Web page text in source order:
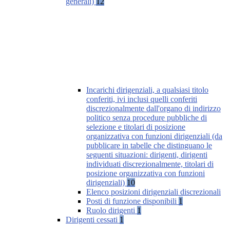
Incarichi dirigenziali, a qualsiasi titolo
conferiti, ivi inclusi quelli conferiti
discrezionalmente dall'organo di indirizzo
politico senza procedure pubbliche di
selezione e titolari di posizione
organizzativa con funzioni dirigenziali (da
pubblicare in tabelle che distinguano le
seguenti situazioni: dirigenti, dirigenti
individuati discrezionalmente, titolari di
posizione organizzativa con funzioni
dirigenziali) 10
Elenco posizioni dirigenziali discrezionali
Posti di funzione disponibili 1
Ruolo dirigenti 1
Dirigenti cessati 1